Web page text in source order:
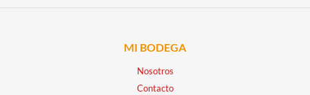
MI BODEGA
Nosotros
Contacto